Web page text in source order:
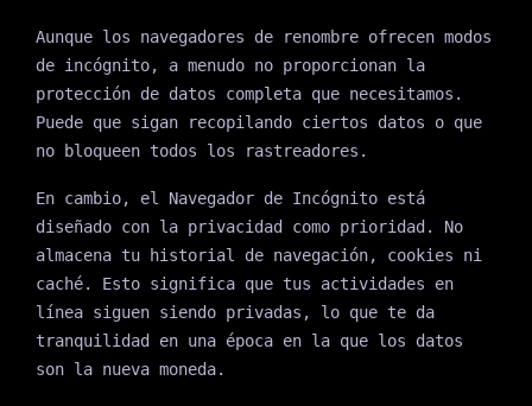
Aunque los navegadores de renombre ofrecen modos
de incógnito, a menudo no proporcionan la
protección de datos completa que necesitamos.
Puede que sigan recopilando ciertos datos o que
no bloqueen todos los rastreadores.
En cambio, el Navegador de Incógnito está
diseñado con la privacidad como prioridad. No
almacena tu historial de navegación, cookies ni
caché. Esto significa que tus actividades en
línea siguen siendo privadas, lo que te da
tranquilidad en una época en la que los datos
son la nueva moneda.